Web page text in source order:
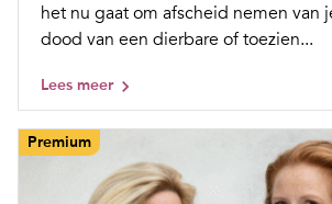
het nu gaat om afscheid nemen van
dood van een dierbare of toezien...
Lees meer
Premium